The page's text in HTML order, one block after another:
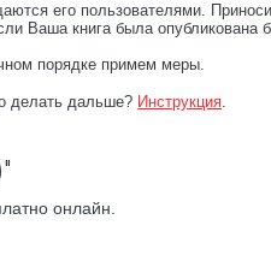
его пользователями.
Ваша книга была опубликована
порядке примем меры.
делать дальше? Инструкция.
онлайн.